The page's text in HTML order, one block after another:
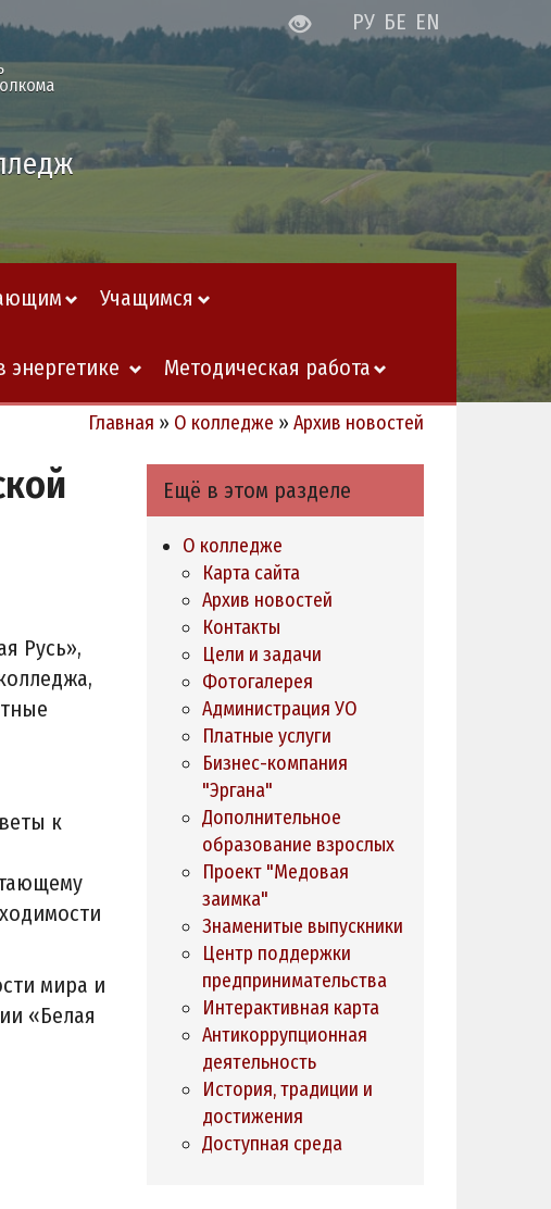
РУ БЕ EN
Учащимся
энергетике Методическая работа
Главная » О колледже » Архив новостей
Русь»,
к
мира и
«Белая
Ещё в этом разделе
О колледже
Карта сайта
Архив новостей
Контакты
Цели и задачи
Фотогалерея
Администрация УО
Платные услуги
Бизнес-компания
"Эргана"
Дополнительное
образование взрослых
Проект "Медовая
заимка"
Знаменитые выпускники
Центр поддержки
предпринимательства
Интерактивная карта
Антикоррупционная
деятельность
История, традиции и
достижения
Доступная среда